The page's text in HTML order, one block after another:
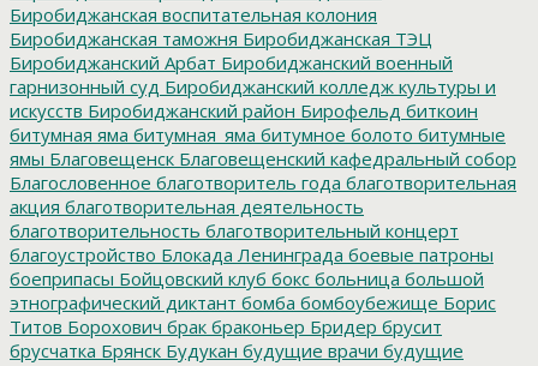
Биробиджанская воспитательная колония
Биробиджанская таможня Биробиджанская ТЭЦ
Биробиджанский Арбат Биробиджанский военный
гарнизонный суд Биробиджанский колледж культуры и
искусств Биробиджанский район Бирофельд биткоин
битумная яма битумная_яма битумное болото битумные
ямы Благовещенск Благовещенский кафедральный собор
Благословенное благотворитель года благотворительная
акция благотворительная деятельность
благотворительность благотворительный концерт
благоустройство Блокада Ленинграда боевые патроны
боеприпасы Бойцовский клуб бокс больница большой
этнографический диктант бомба бомбоубежище Борис
Титов Борохович брак браконьер Бридер брусит
брусчатка Брянск Будукан будущие врачи будущие